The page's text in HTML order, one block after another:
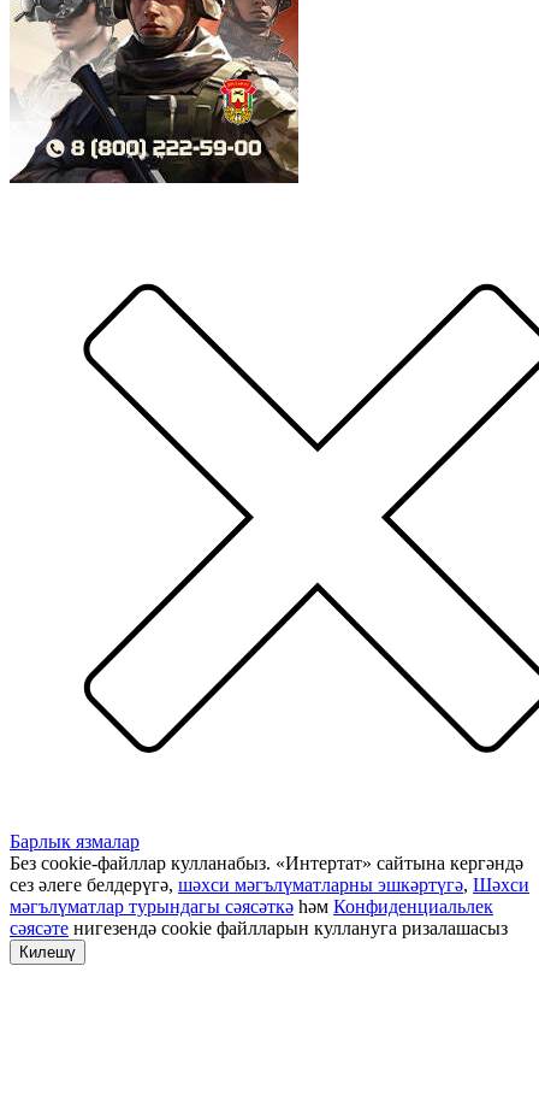
Барлык язмалар
Без cookie-файллар кулланабыз. «Интертат» сайтына кергәндә
сез әлеге белдерүгә, шәхси мәгълүматларны эшкәртүгә, Шәхси
мәгълүматлар турындагы сәясәткә һәм Конфиденциальлек
сәясәте нигезендә cookie файлларын куллануга ризалашасыз
Килешү